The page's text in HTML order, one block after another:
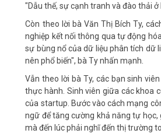
"Dẫu thế, sự cạnh tranh và đào thải
Còn theo lời bà Văn Thị Bích Ty,
nghiệp kết nối thông qua tự động
sự bùng nổ của dữ liệu phân tích dữ
nên phổ biến", bà Ty nhấn mạnh.
Vẫn theo lời bà Ty, các bạn sinh
thực hành. Sinh viên giữa các khoa
của startup. Bước vào cách mạng
ngữ để tăng cường khả năng tự
mà đến lúc phải nghĩ đến thị trường